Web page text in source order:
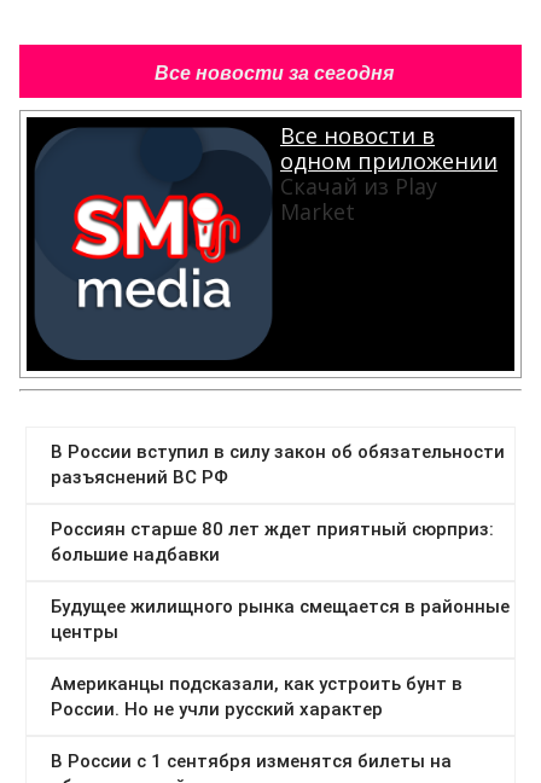
Все новости за сегодня
Все новости в
одном приложении
Скачай из Play
Market